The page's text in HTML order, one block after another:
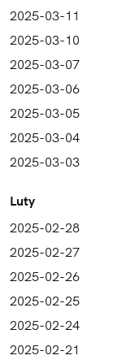
2025-03-11
2025-03-10
2025-03-07
2025-03-06
2025-03-05
2025-03-04
2025-03-03
Luty
2025-02-28
2025-02-27
2025-02-26
2025-02-25
2025-02-24
2025-02-21